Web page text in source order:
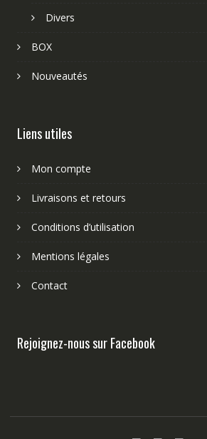
Divers
BOX
Nouveautés
Liens utiles
Mon compte
Livraisons et retours
Conditions d’utilisation
Mentions légales
Contact
Rejoignez-nous sur Facebook